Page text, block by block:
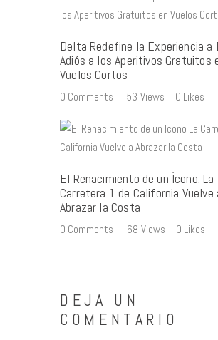
Delta Redefine la Experiencia a
Adiós a los Aperitivos Gratuitos
Vuelos Cortos
0 Comments 53 Views 0 Likes
El Renacimiento de un Ícono: La
Carretera 1 de California Vuelve
Abrazar la Costa
0 Comments 68 Views 0 Likes
DEJA UN
COMENTARIO